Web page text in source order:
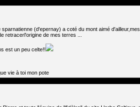
(d'epernay) a coté du mont aimé
retracerl'origine de mes terres ...
est un peu celte!!
vie à toi mon pote